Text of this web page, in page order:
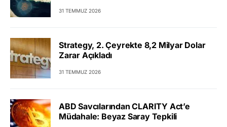
31 TEMMUZ 2026
Strategy, 2. Çeyrekte 8,2 Milyar Dolar
Zarar Açıkladı
31 TEMMUZ 2026
ABD Savcılarından CLARITY Act’e
Müdahale: Beyaz Saray Tepkili